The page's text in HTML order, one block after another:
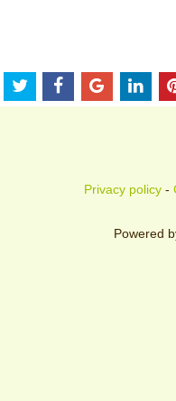
Privacy policy-
Powered